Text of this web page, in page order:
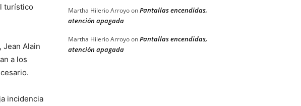
turístico
Jean Alain
a los
incidencia
Martha Hilerio ArroyoonPantallas encendidas,
atención apagada
Martha Hilerio ArroyoonPantallas encendidas,
atención apagada